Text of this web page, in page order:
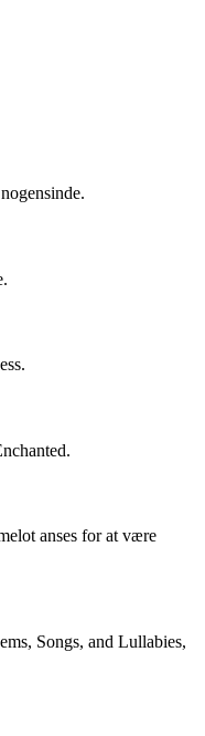
anses for at være
Songs, and Lullabies,